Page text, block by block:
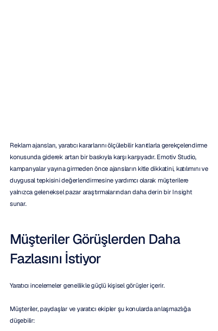
Reklam ajansları, yaratıcı kararlarını ölçülebilir kanıtlarla gerekçelendirme
konusunda giderek artan bir baskıyla karşı karşıyadır. Emotiv Studio,
kampanyalar yayına girmeden önce ajansların kitle dikkatini, katılımını ve
duygusal tepkisini değerlendirmesine yardımcı olarak müşterilere
yalnızca geleneksel pazar araştırmalarından daha derin bir Insight
sunar.
Müşteriler Görüşlerden Daha
Fazlasını İstiyor
Yaratıcı incelemeler genellikle güçlü kişisel görüşler içerir.
Müşteriler, paydaşlar ve yaratıcı ekipler şu konularda anlaşmazlığa
düşebilir: